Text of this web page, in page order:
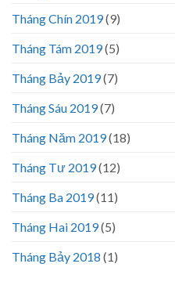
Tháng Chín 2019(9)
Tháng Tám 2019(5)
Tháng Bảy 2019(7)
Tháng Sáu 2019(7)
Tháng Năm 2019(18)
Tháng Tư 2019(12)
Tháng Ba 2019(11)
Tháng Hai 2019(5)
Tháng Bảy 2018 (1)